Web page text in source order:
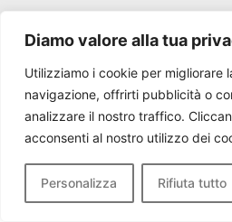
Diamo valore alla tua
Utilizziamo i cookie per migliorare
navigazione, offrirti pubblicità o
analizzare il nostro traffico.
acconsenti al nostro utilizzo dei
Personalizza Rifiuta tutto
Camigliati,
Silano CS